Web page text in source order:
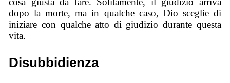
dopo la morte, ma in qualche caso, Dio sceglie di
iniziare con qualche atto di giudizio durante questa
vita.
Disubbidienza